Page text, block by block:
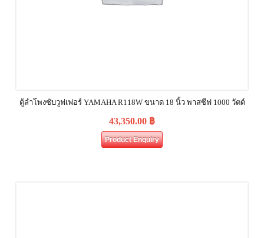
ตู้ลำโพงซับวูฟเฟอร์ YAMAHA R118W ขนาด 18 นิ้ว พาสซีฟ 1000 วัตต์
43,350.00 ฿
Product Enquiry